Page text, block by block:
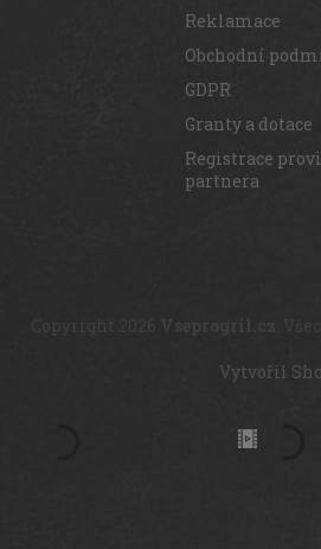
Reklamace
Obchodní
GDPR
Granty a dotace
Registrace
partnera
Vytvořil